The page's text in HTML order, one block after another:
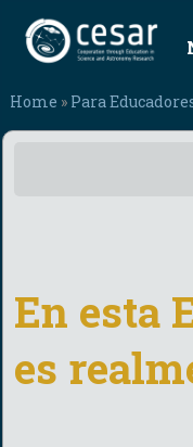
Home » Para
En esta
es